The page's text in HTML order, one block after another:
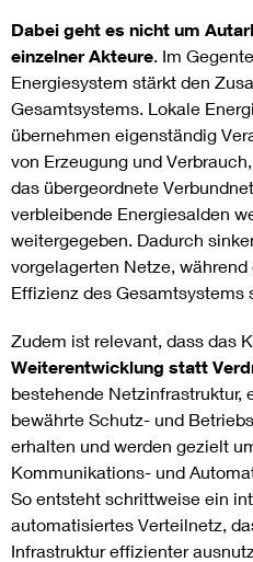
Dabei geht es nicht um
einzelner Akteure. Im
Energiesystem stärkt den
Gesamtsystems. Lokale
übernehmen eigenständig
von Erzeugung und
das übergeordnete
verbleibende Energiesalden
weitergegeben. Dadurch
vorgelagerten Netze,
Effizienz des Gesamtsystems
Zudem ist relevant, dass das
Weiterentwicklung statt
bestehende Netzinfrastruktur,
bewährte Schutz- und
erhalten und werden gezielt
Kommunikations- und
So entsteht schrittweise ein
automatisiertes Verteilnetz,
Infrastruktur effizienter